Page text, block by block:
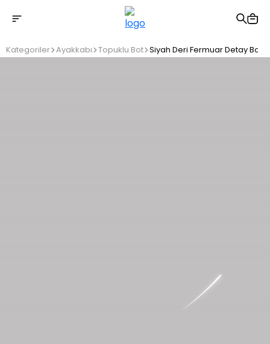
2500 TL üzeri ücretsiz kargo
Kategoriler Ayakkabı Topuklu Bot Siyah Deri Fermuar Detay Bot